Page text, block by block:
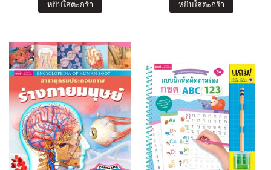
หยิบใส่ตะกร้า หยิบใส่ตะกร้า